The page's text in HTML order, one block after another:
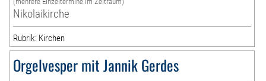
Nikolaikirche
Rubrik: Kirchen
Orgelvesper mit Jannik Gerdes